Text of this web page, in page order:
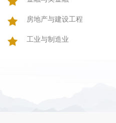
房地产与建设工程
工业与制造业